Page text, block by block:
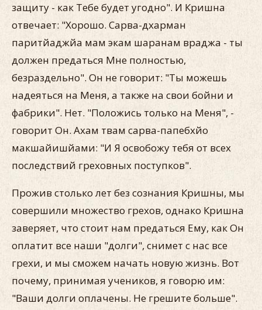
защиту - как Тебе будет угодно". И Кришна
отвечает: "Хорошо. Сарва-дхарман
паритйаджйа мам экам шаранам враджа - ты
должен предаться Мне полностью,
безраздельно". Он не говорит: "Ты можешь
надеяться на Меня, а также на свои бойни и
фабрики". Нет. "Положись только на Меня", -
говорит Он. Ахам твам сарва-папебхйо
макшайишйами: "И Я освобожу тебя от всех
последствий греховных поступков".
Прожив столько лет без сознания Кришны, мы
совершили множество грехов, однако Кришна
заверяет, что стоит нам предаться Ему, как Он
оплатит все наши "долги", снимет с нас все
грехи, и мы сможем начать новую жизнь. Вот
почему, принимая учеников, я говорю им:
"Ваши долги оплачены. Не грешите больше".